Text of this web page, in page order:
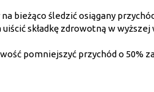
bieżąco śledzić osiągany
składkę zdrowotną w wyższej
pomniejszyć przychód o 50%